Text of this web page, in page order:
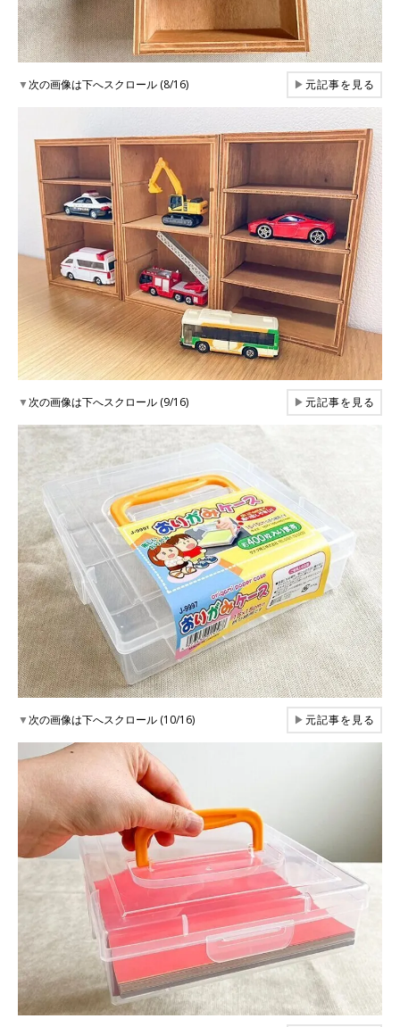
▼次の画像は下へスクロール (8/16) ▶元記事を見る
▼次の画像は下へスクロール (9/16) ▶元記事を見る
▼次の画像は下へスクロール (10/16) ▶元記事を見る